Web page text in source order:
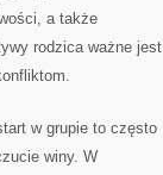
a także
rodzica ważne jest
w grupie to często
winy. W